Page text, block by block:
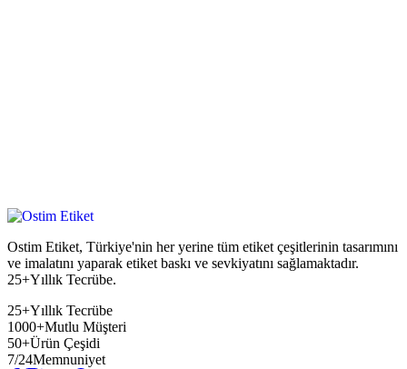
Ostim Etiket, Türkiye'nin her yerine tüm etiket çeşitlerinin tasarımını
ve imalatını yaparak etiket baskı ve sevkiyatını sağlamaktadır.
25+Yıllık Tecrübe.
25+Yıllık Tecrübe
1000+Mutlu Müşteri
50+Ürün Çeşidi
7/24Memnuniyet